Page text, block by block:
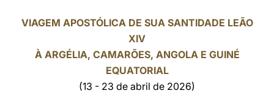
POLSKI
VIAGEM APOSTÓLICA DE SUA SANTIDADE LEÃO
XIV
À ARGÉLIA, CAMARÕES, ANGOLA E GUINÉ
EQUATORIAL
(13 - 23 de abril de 2026)